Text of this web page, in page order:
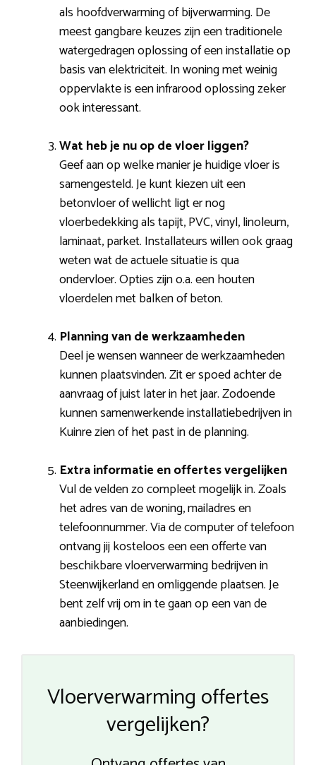
als hoofdverwarming of bijverwarming. De
meest gangbare keuzes zijn een traditionele
watergedragen oplossing of een installatie op
basis van elektriciteit. In woning met weinig
oppervlakte is een infrarood oplossing zeker
ook interessant.
Wat heb je nu op de vloer liggen?
Geef aan op welke manier je huidige vloer is
samengesteld. Je kunt kiezen uit een
betonvloer of wellicht ligt er nog
vloerbedekking als tapijt, PVC, vinyl, linoleum,
laminaat, parket. Installateurs willen ook graag
weten wat de actuele situatie is qua
ondervloer. Opties zijn o.a. een houten
vloerdelen met balken of beton.
Planning van de werkzaamheden
Deel je wensen wanneer de werkzaamheden
kunnen plaatsvinden. Zit er spoed achter de
aanvraag of juist later in het jaar. Zodoende
kunnen samenwerkende installatiebedrijven in
Kuinre zien of het past in de planning.
Extra informatie en offertes vergelijken
Vul de velden zo compleet mogelijk in. Zoals
het adres van de woning, mailadres en
telefoonnummer. Via de computer of telefoon
ontvang jij kosteloos een een offerte van
beschikbare vloerverwarming bedrijven in
Steenwijkerland en omliggende plaatsen. Je
bent zelf vrij om in te gaan op een van de
aanbiedingen.
Vloerverwarming offertes
vergelijken?